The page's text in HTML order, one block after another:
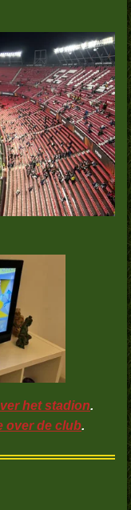
het stadion.
over de club.